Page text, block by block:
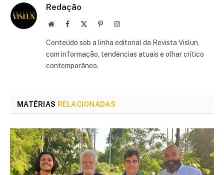
Redação
Site Facebook PinterestInstagram
Conteúdo sob a linha editorial da Revista Vislun,
com informação, tendências atuais e olhar crítico
contemporâneo.
MATÉRIAS RELACIONADAS